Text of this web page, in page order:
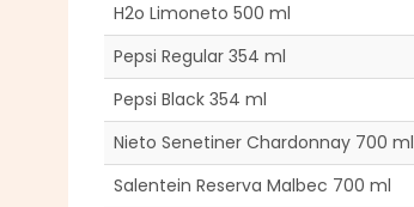
H2o Limoneto 500 ml
Pepsi Regular 354 ml
Pepsi Black 354 ml
Nieto Senetiner Chardonnay 700 ml
Salentein Reserva Malbec 700 ml